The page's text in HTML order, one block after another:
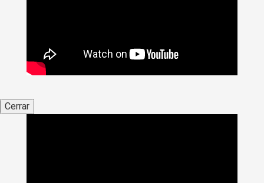
Cerrar